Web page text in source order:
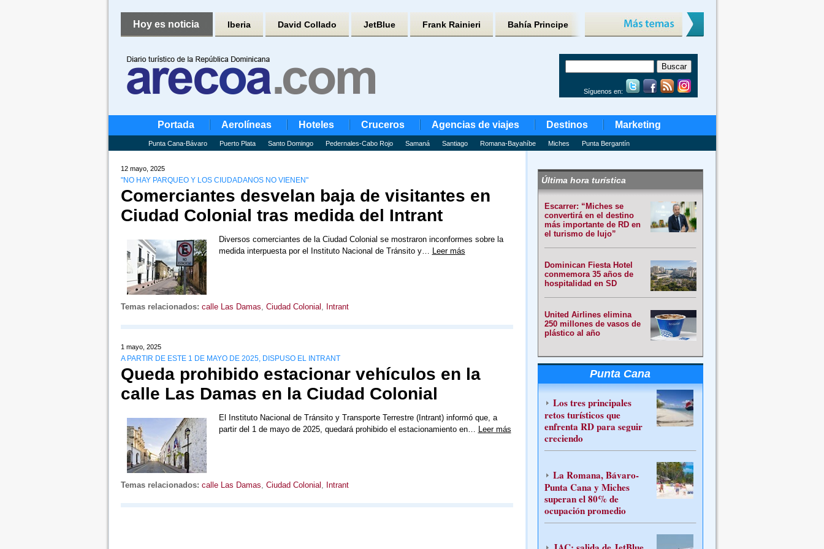
Hoy es noticia Iberia David Collado JetBlue Frank Rainieri Bahía Principe
Síguenos en:
Portada Aerolíneas Hoteles Cruceros Agencias de viajes Destinos Marketing
Punta Cana-Bávaro Puerto Plata Santo Domingo Pedernales-Cabo Rojo Samaná Santiago Romana-Bayahíbe Miches Punta Bergantín
12 mayo, 2025
"NO HAY PARQUEO Y LOS CIUDADANOS NO VIENEN"
Comerciantes desvelan baja de visitantes en
Ciudad Colonial tras medida del Intrant
Diversos comerciantes de la Ciudad Colonial se mostraron inconformes sobre la
medida interpuesta por el Instituto Nacional de Tránsito y… Leer más
Temas relacionados: calle Las Damas, Ciudad Colonial , Intrant
1 mayo, 2025
A PARTIR DE ESTE 1 DE MAYO DE 2025, DISPUSO EL INTRANT
Queda prohibido estacionar vehículos en la
calle Las Damas en la Ciudad Colonial
El Instituto Nacional de Tránsito y Transporte Terrestre (Intrant) informó que, a
partir del 1 de mayo de 2025, quedará prohibido el estacionamiento en… Leer más
Temas relacionados: calle Las Damas, Ciudad Colonial , Intrant
Última hora turística
Escarrer: “Miches se
convertirá en el destino
más importante de RD en
el turismo de lujo”
Dominican Fiesta Hotel
conmemora 35 años de
hospitalidad en SD
United Airlines elimina
250 millones de vasos de
plástico al año
Punta Cana
Los tres principales
retos turísticos que
enfrenta RD para seguir
creciendo
La Romana, Bávaro-
Punta Cana y Miches
superan el 80% de
ocupación promedio